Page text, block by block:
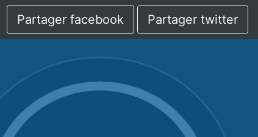
Partager facebook Partager twitter